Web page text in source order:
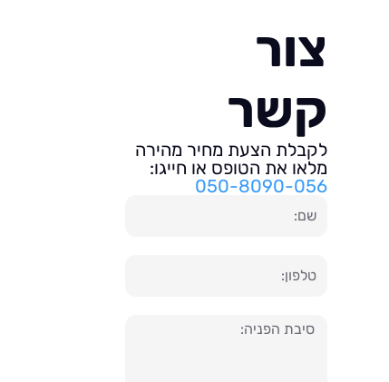
צור
קשר
לקבלת הצעת מחיר מהירה
מלאו את הטופס או חייגו:
050-8090-056
טלפון
הודעה